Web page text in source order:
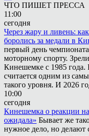
ЧТО ПИШЕТ ПРЕССА
11:00
сегодня
Через жару и ливень:
боролись за медали в
первый день
моторному спорту.
Кинешемке с 1985 года.
считается одним из
такого уровня. И 2026
10:00
сегодня
Кинешемка о реакции
ожидала» Бывает же
нужное дело, но делают